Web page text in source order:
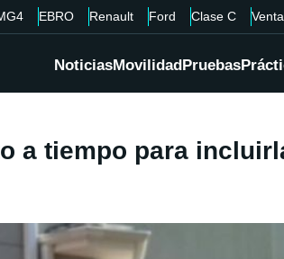
EBRO Renault Ford Clase C
NoticiasMovilidadPruebas
a tiempo para